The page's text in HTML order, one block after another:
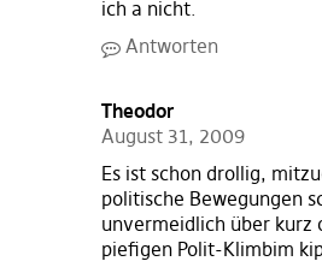
ich a nicht.
Antworten
Theodor
August 31, 2009
Es ist schon drollig,
politische Bewegungen
unvermeidlich über kurz
piefigen Polit-Klimbim